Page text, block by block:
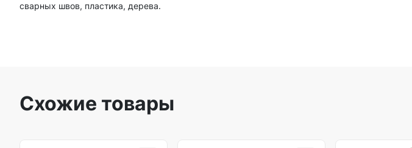
сварных швов, пластика, дерева.
Схожие товары